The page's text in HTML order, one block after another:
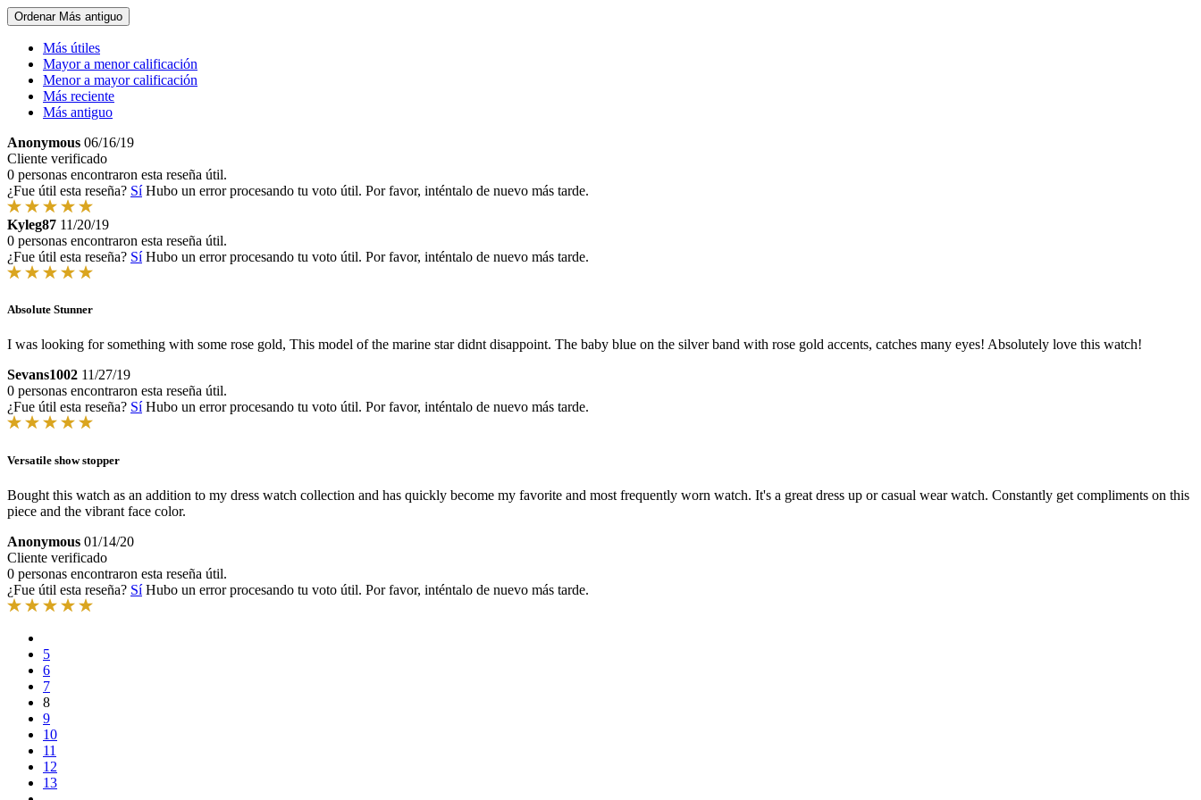
Ordenar Más antiguo
Más útiles
Mayor a menor calificación
Menor a mayor calificación
Más reciente
Más antiguo
Anonymous 06/16/19
Cliente verificado
0 personas encontraron esta reseña útil.
¿Fue útil esta reseña? Sí Hubo un error procesando tu voto útil. Por favor, inténtalo de nuevo más tarde.
Kyleg87 11/20/19
0 personas encontraron esta reseña útil.
¿Fue útil esta reseña? Sí Hubo un error procesando tu voto útil. Por favor, inténtalo de nuevo más tarde.
Absolute Stunner
I was looking for something with some rose gold, This model of the marine star didnt disappoint. The baby blue on the silver band with rose gold accents, catches many eyes! Absolutely love this watch!
Sevans1002 11/27/19
0 personas encontraron esta reseña útil.
¿Fue útil esta reseña? Sí Hubo un error procesando tu voto útil. Por favor, inténtalo de nuevo más tarde.
Versatile show stopper
Bought this watch as an addition to my dress watch collection and has quickly become my favorite and most frequently worn watch. It's a great dress up or casual wear watch. Constantly get compliments on this
piece and the vibrant face color.
Anonymous 01/14/20
Cliente verificado
0 personas encontraron esta reseña útil.
¿Fue útil esta reseña? Sí Hubo un error procesando tu voto útil. Por favor, inténtalo de nuevo más tarde.
5
6
7
8
9
10
11
12
13